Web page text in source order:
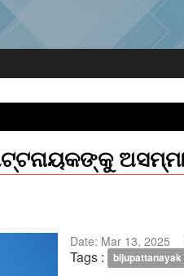
Date: Mar 13, 2025
Tags :